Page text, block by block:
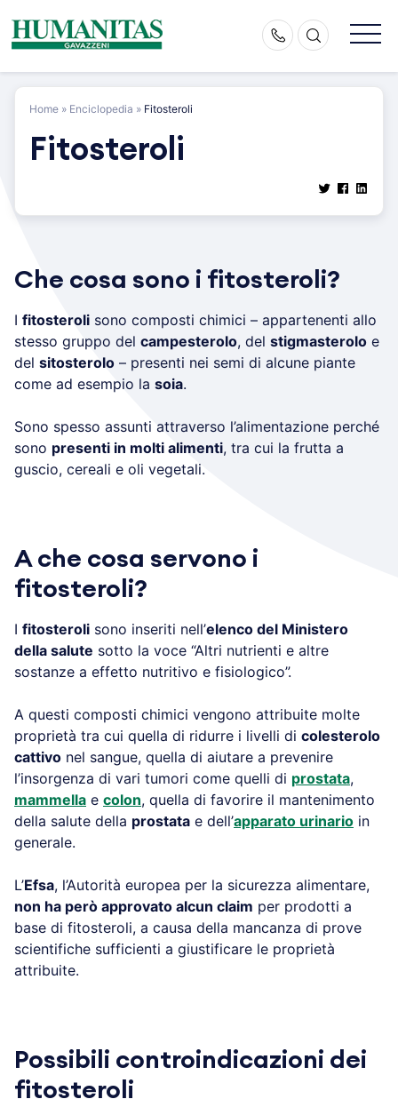
content
Home » Enciclopedia » Fitosteroli
Fitosteroli
Che cosa sono i fitosteroli?
I fitosteroli sono composti chimici – appartenenti allo
stesso gruppo del campesterolo, del stigmasterolo e
del sitosterolo – presenti nei semi di alcune piante
come ad esempio la soia.
Sono spesso assunti attraverso l’alimentazione perché
sono presenti in molti alimenti, tra cui la frutta a
guscio, cereali e oli vegetali.
A che cosa servono i
fitosteroli?
I fitosteroli sono inseriti nell’elenco del Ministero
della salute sotto la voce “Altri nutrienti e altre
sostanze a effetto nutritivo e fisiologico”.
A questi composti chimici vengono attribuite molte
proprietà tra cui quella di ridurre i livelli di colesterolo
cattivo nel sangue, quella di aiutare a prevenire
l’insorgenza di vari tumori come quelli di prostata,
mammella e colon, quella di favorire il mantenimento
della salute della prostata e dell’apparato urinario in
generale.
L’Efsa, l’Autorità europea per la sicurezza alimentare,
non ha però approvato alcun claim per prodotti a
base di fitosteroli, a causa della mancanza di prove
scientifiche sufficienti a giustificare le proprietà
attribuite.
Possibili controindicazioni dei
fitosteroli